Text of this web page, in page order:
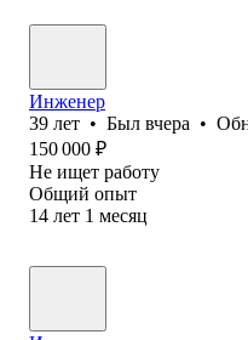
Инженер
39 лет • Был вчера •
150 000 ₽
Не ищет работу
Общий опыт
14 лет 1 месяц